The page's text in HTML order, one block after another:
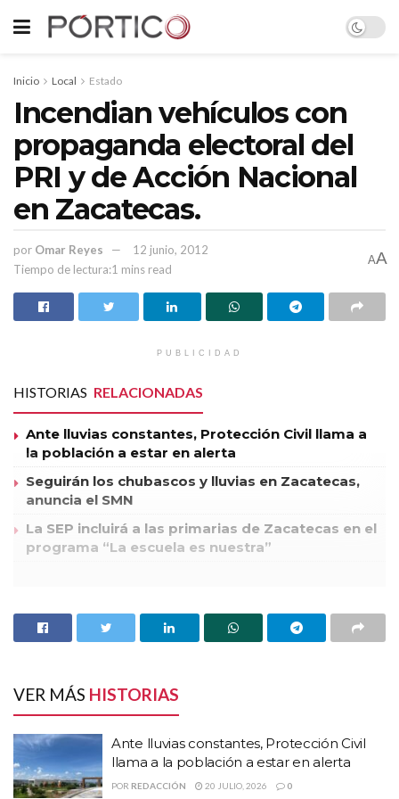
Inicio Local Estado
Incendian vehículos con
propaganda electoral del
PRI y de Acción Nacional
en Zacatecas.
por Omar Reyes
12 junio, 2012
Tiempo de lectura:1 mins read
AA
PUBLICIDAD
HISTORIAS RELACIONADAS
Ante lluvias constantes, Protección Civil llama a
la población a estar en alerta
Seguirán los chubascos y lluvias en Zacatecas,
anuncia el SMN
La SEP incluirá a las primarias de Zacatecas en el
programa “La escuela es nuestra”
PRI, una Ford Ranger, color blanco, con publicidad del
candidato Enrique Peña Nieto, el cual se registró en la calle
Directivo Estatal.
La segunda unidad es un Tsuru, con publicidad del PAN,
misma que estaba estacionada en la calle Rayón en el primer
cuadro de la capital zacatecana.
Al respectó el coordinador operativo de la Policía Preventiva
VER MÁS HISTORIAS
Ante lluvias constantes, Protección Civil
llama a la población a estar en alerta
POR REDACCIÓN 20 JULIO, 2026 0